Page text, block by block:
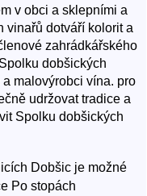
v obci a sklepními a
vinařů dotváří kolorit a
zahrádkářského
dobšických
malovýrobci vína. pro
udržovat tradice a
Spolku dobšických
Dobšic je možné
Po stopách